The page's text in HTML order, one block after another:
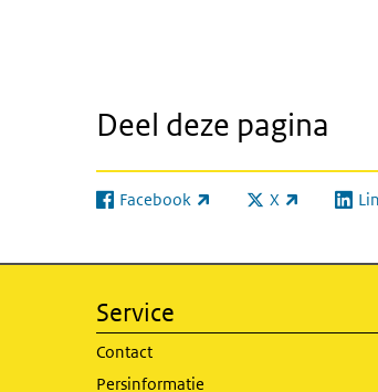
Deel deze pagina
Facebook
(externe link) X
(externe link)
Service
Contact
Persinformatie